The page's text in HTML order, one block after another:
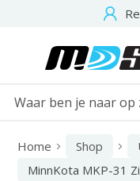
Home Shop
MinnKota MKP-31